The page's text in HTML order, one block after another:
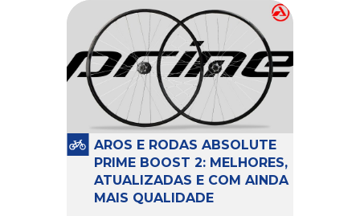
Finish Lline, Park Tool, Protaper
e Zéfal Histórico. Assim pode
ser definida a participação da
Squadra Oggi no Campeonato
Brasileiro de Mountain Bike
2026, realizado em São José
dos Campos-SP entre os dias
23 e 26 de julho. Com cinco […]
AROS E RODAS ABSOLUTE
PRIME BOOST 2: MELHORES,
ATUALIZADAS E COM AINDA
MAIS QUALIDADE